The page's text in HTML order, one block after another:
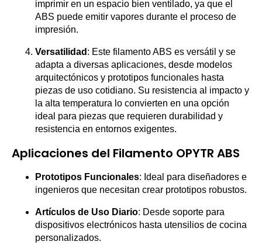
imprimir en un espacio bien ventilado, ya que el
ABS puede emitir vapores durante el proceso de
impresión.
Versatilidad : Este filamento ABS es versátil y se
adapta a diversas aplicaciones, desde modelos
arquitectónicos y prototipos funcionales hasta
piezas de uso cotidiano. Su resistencia al impacto y
la alta temperatura lo convierten en una opción
ideal para piezas que requieren durabilidad y
resistencia en entornos exigentes.
Aplicaciones del Filamento OPYTR ABS
Prototipos Funcionales: Ideal para diseñadores e
ingenieros que necesitan crear prototipos robustos.
Artículos de Uso Diario: Desde soporte para
dispositivos electrónicos hasta utensilios de cocina
personalizados.